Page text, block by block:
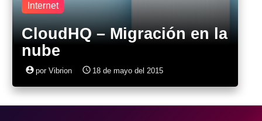
Internet
CloudHQ – Migración en la
nube
account_circle por Vibrion access_time 18 de mayo del 2015